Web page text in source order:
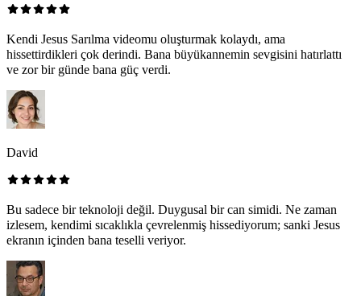
Kendi Jesus Sarılma videomu oluşturmak kolaydı, ama
hissettirdikleri çok derindi. Bana büyükannemin sevgisini hatırlattı
ve zor bir günde bana güç verdi.
David
Bu sadece bir teknoloji değil. Duygusal bir can simidi. Ne zaman
izlesem, kendimi sıcaklıkla çevrelenmiş hissediyorum; sanki Jesus
ekranın içinden bana teselli veriyor.